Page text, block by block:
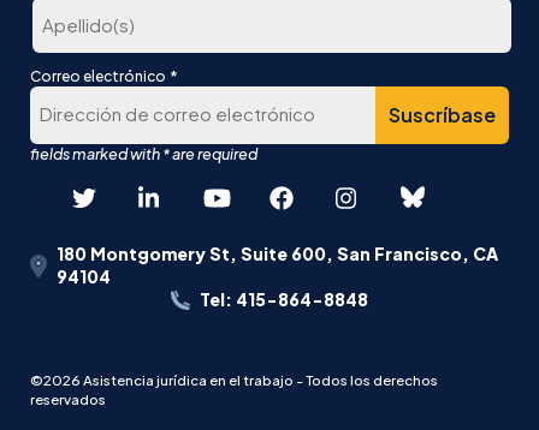
lugar
Última
Correo electrónico *
180 Montgomery St, Suite 600, San Francisco, CA
94104
Tel: 415-864-8848
©2026 Asistencia jurídica en el trabajo - Todos los derechos
reservados